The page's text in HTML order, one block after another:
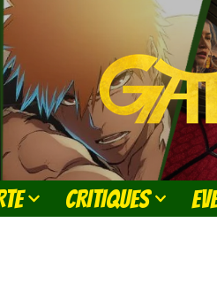
CRITIQUES